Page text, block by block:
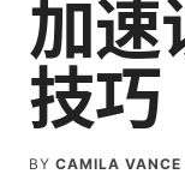
加速
技巧
BY CAMILA VANCE